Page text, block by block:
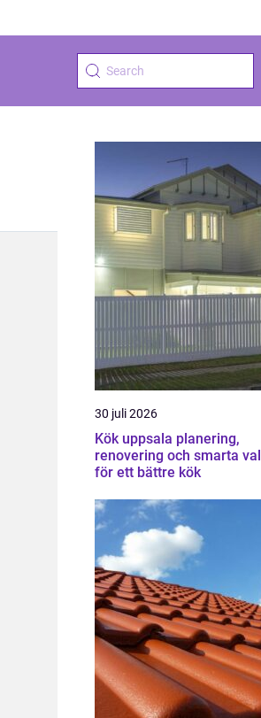
30 juli 2026
Kök uppsala planering,
renovering och smarta val
för ett bättre kök